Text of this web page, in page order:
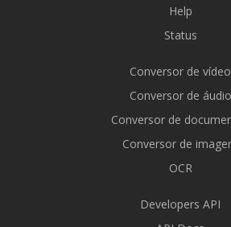
Help
Status
Conversor de vídeo
Conversor de áudio
Conversor de
Conversor de
OCR
Developers API